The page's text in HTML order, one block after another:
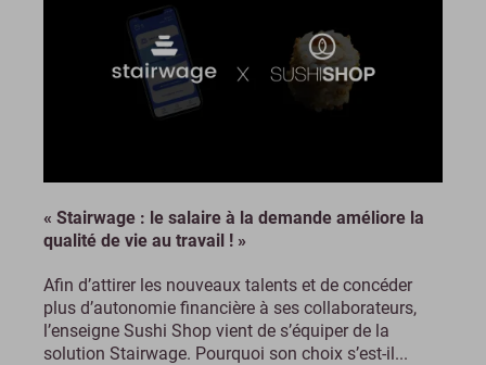
« Stairwage : le salaire à la demande améliore la
qualité de vie au travail ! »
Afin d’attirer les nouveaux talents et de concéder
plus d’autonomie financière à ses collaborateurs,
l’enseigne Sushi Shop vient de s’équiper de la
solution Stairwage. Pourquoi son choix s’est-il...